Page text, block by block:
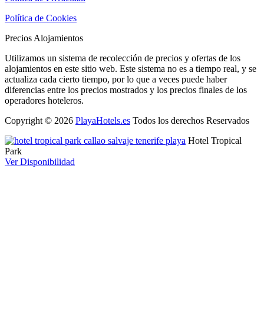
Política de Cookies
Precios Alojamientos
Utilizamos un sistema de recolección de precios y ofertas de los
alojamientos en este sitio web. Este sistema no es a tiempo real, y se
actualiza cada cierto tiempo, por lo que a veces puede haber
diferencias entre los precios mostrados y los precios finales de los
operadores hoteleros.
Copyright © 2026 PlayaHotels.es Todos los derechos Reservados
Hotel Tropical
Park
Ver Disponibilidad